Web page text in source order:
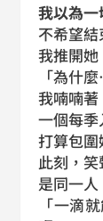
我以為
不希望
我推開
「為什
我喃喃著
一個每
打算包圍
此刻，
是同一人
「一滴